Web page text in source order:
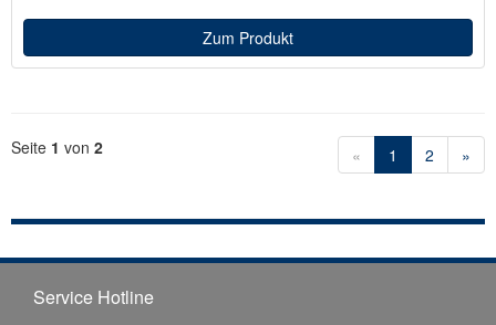
Zum Produkt
Seite 1 von 2 « 1 2 »
Service Hotline